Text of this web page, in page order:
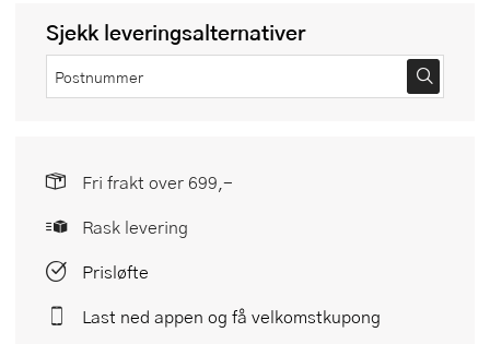
Sjekk leveringsalternativer
Fri frakt over 699,-
Rask levering
Prisløfte
Last ned appen og få velkomstkupong